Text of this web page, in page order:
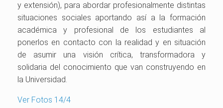
y extensión), para abordar profesionalmente distintas
situaciones sociales aportando así a la formación
académica y profesional de los estudiantes al
ponerlos en contacto con la realidad y en situación
de asumir una visión crítica, transformadora y
solidaria del conocimiento que van construyendo en
la Universidad.
Ver Fotos 14/4